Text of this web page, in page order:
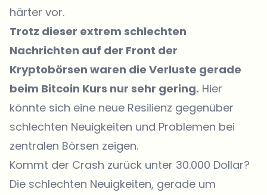
härter vor.
Trotz dieser extrem schlechten
Nachrichten auf der Front der
Kryptobörsen waren die Verluste gerade
beim Bitcoin Kurs nur sehr gering. Hier
könnte sich eine neue Resilienz gegenüber
schlechten Neuigkeiten und Problemen bei
zentralen Börsen zeigen.
Kommt der Crash zurück unter 30.000 Dollar?
Die schlechten Neuigkeiten, gerade um